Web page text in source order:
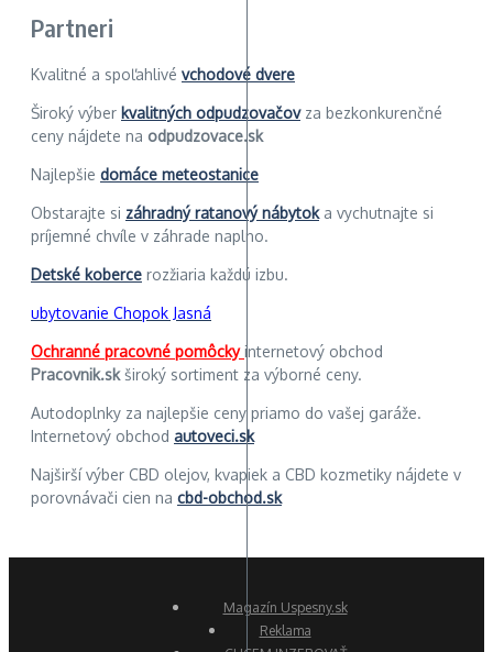
Partneri
Kvalitné a spoľahlivé vchodové dvere
Široký výber kvalitných odpudzovačovza bezkonkurenčné
ceny nájdete na odpudzovace.sk
Najlepšie domáce meteostanice
Obstarajte si záhradný ratanový nábytoka vychutnajte si
príjemné chvíle v záhrade naplno.
Detské koberce rozžiaria každú izbu.
ubytovanie Chopok Jasná
Ochranné pracovné pomôckyinternetový obchod
Pracovnik.skširoký sortiment za výborné ceny.
Autodoplnky za najlepšie ceny priamo do vašej garáže.
Internetový obchod autoveci.sk
Najširší výber CBD olejov, kvapiek a CBD kozmetiky nájdete v
porovnávači cien na cbd-obchod.sk
Magazín Uspesny.sk
Reklama